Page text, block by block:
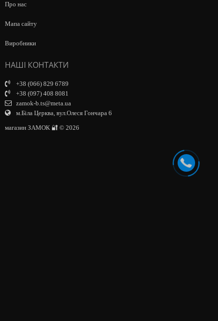
Про нас
Мапа сайту
Виробники
НАШІ КОНТАКТИ
+38 (066) 829 6789
+38 (097) 408 8081
zamok-b.ts@meta.ua
м.Біла Церква, вул.Олеся Гончара 6
магазин ЗАМОК 🔐 © 2026